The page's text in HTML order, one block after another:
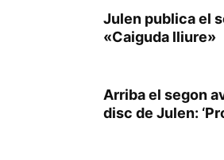
Julen publica el
«Caiguda lliure»
Arriba el segon
disc de Julen: